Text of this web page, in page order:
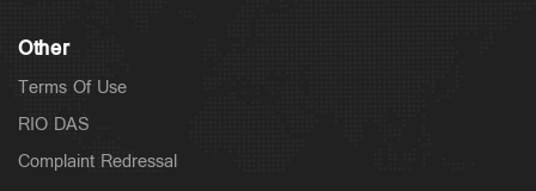
Other
Terms Of Use
RIO DAS
Complaint Redressal